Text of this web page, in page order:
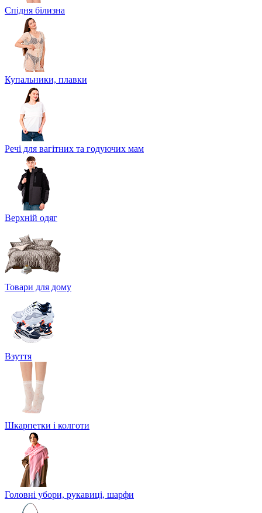
Спідня білизна
Купальники, плавки
Речі для вагітних та годуючих мам
Верхній одяг
Товари для дому
Взуття
Шкарпетки і колготи
Головні убори, рукавиці, шарфи